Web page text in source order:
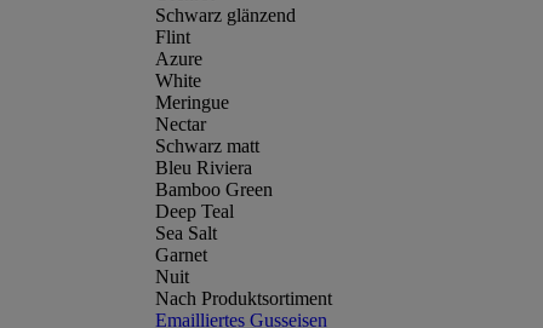
Schwarz glänzend
Flint
Azure
White
Meringue
Nectar
Schwarz matt
Bleu Riviera
Bamboo Green
Deep Teal
Sea Salt
Garnet
Nuit
Nach Produktsortiment
Emailliertes Gusseisen